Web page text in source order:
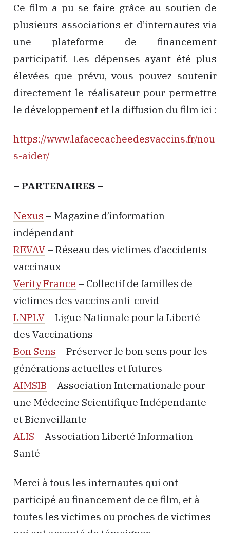
Ce film a pu se faire grâce au soutien de
plusieurs associations et d’internautes via
une plateforme de financement
participatif. Les dépenses ayant été plus
élevées que prévu, vous pouvez soutenir
directement le réalisateur pour permettre
le développement et la diffusion du film ici :
https://www.lafacecacheedesvaccins.fr/nou
s-aider/
– PARTENAIRES –
Nexus – Magazine d’information
indépendant
REVAV – Réseau des victimes d’accidents
vaccinaux
Verity France – Collectif de familles de
victimes des vaccins anti-covid
LNPLV – Ligue Nationale pour la Liberté
des Vaccinations
Bon Sens – Préserver le bon sens pour les
générations actuelles et futures
AIMSIB – Association Internationale pour
une Médecine Scientifique Indépendante
et Bienveillante
ALIS – Association Liberté Information
Santé
Merci à tous les internautes qui ont
participé au financement de ce film, et à
toutes les victimes ou proches de victimes